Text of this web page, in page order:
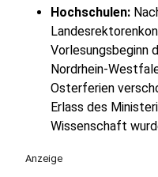
Hochschulen:
Vorlesungsbeginn
Nordrhein-
Osterferien
Erlass des
Wissenschaft
Anzeige